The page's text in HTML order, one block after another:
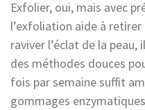
Exfolier, oui, mais avec
l’exfoliation aide à
raviver l’éclat de la
des méthodes douces
fois par semaine suffit
gommages